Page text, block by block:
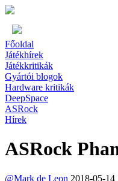
Főoldal
Játékhírek
Játékkritikák
Gyártói blogok
Hardware kritikák
DeepSpace
ASRock
Hírek
ASRock
@Mark de Leon 2018-05-14